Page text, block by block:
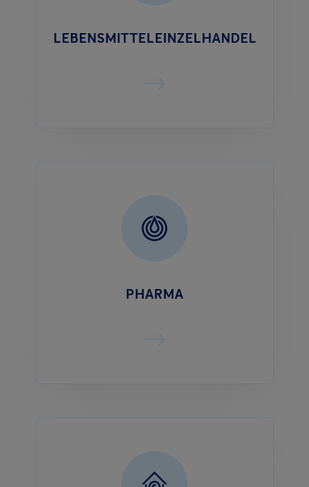
LEBENSMITTELEINZELHANDEL
PHARMA